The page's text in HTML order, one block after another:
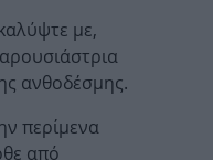
με,
ανθοδέσμης.
περίμενα
από